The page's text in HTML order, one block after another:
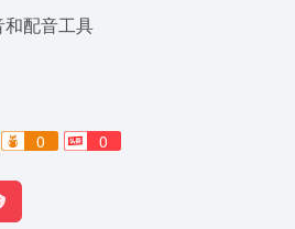
配音工具
0 0